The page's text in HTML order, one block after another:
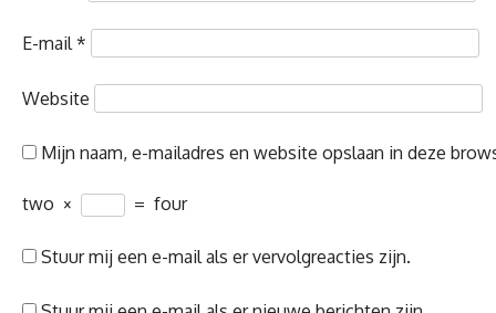
E-mail *
Website
Mijn naam, e-mailadres en website opslaan in deze
two × = four
Stuur mij een e-mail als er vervolgreacties zijn.